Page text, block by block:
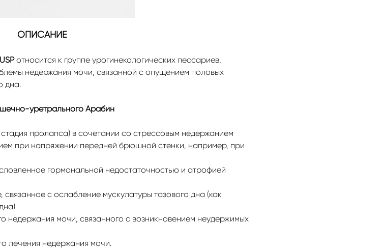
ОПИСАНИЕ
относится к группе урогинекологических пессариев,
недержания мочи, связанной с опущением половых
дна.
уретрального Арабин
пролапса) в сочетании со стрессовым недержанием
при напряжении передней брюшной стенки, например, при
гормональной недостаточностью и атрофией
с ослабление мускулатуры тазового дна (как
недержания мочи, связанного с возникновением неудержимых
лечения недержания мочи.